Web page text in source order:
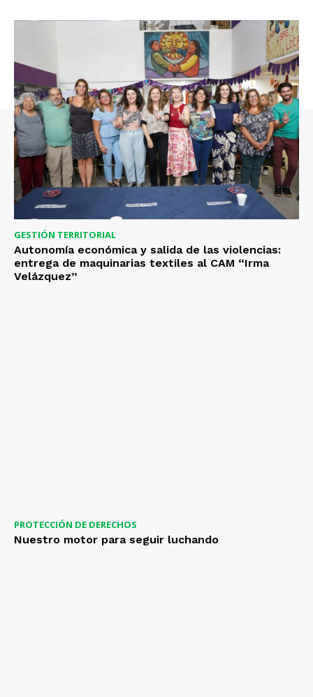
GESTIÓN TERRITORIAL
Autonomía económica y salida de las violencias:
entrega de maquinarias textiles al CAM “Irma
Velázquez”
PROTECCIÓN DE DERECHOS
Nuestro motor para seguir luchando